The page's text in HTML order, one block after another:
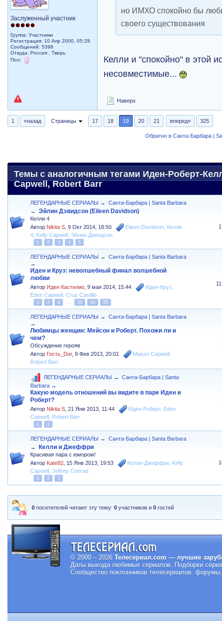
Заслуженный участник
Группа: Участники
Регистрация: 10 Апр 2000, 05:28
Сообщений: 5398
Откуда: Россия , Тверь
Пол:
но ИМХО спокойно бы
своего существования
Келли и "спокойно" в этой
несовместимые...
Наверх
1 «назад Страницы 17 18 19 20 21 вперед» 325
Обратно в Санта-Барбара |
Темы с аналогичным тегами Иден-Роберт-
Capwell, Robert Barr
ЛЕГЕНДАРНЫЕ СЕРИАЛЫ →
Санта-Барбара | Santa Barbara
→
Эйлин Дэвидсон (Eileen Davidson)
Келли 4
Автор Nikita S ,9 Окт 2014, 18:50 Eileen Davidson Келли
4 Kelly Capwell Эйлин Девидсон
1 2 3 4 5
ЛЕГЕНДАРНЫЕ СЕРИАЛЫ →
Санта-Барбара | Santa Barbara
→
Иден и Круз: неволшебный финал волшебной
любви
Автор Иден Кастилио ,9 мая 2014, 15:44 Иден-Круз
Eden Capwell ,Cruz Castillo
1 2 3 ... 53 54 55
ЛЕГЕНДАРНЫЕ СЕРИАЛЫ →
Санта-Барбара | Santa Barbara
→
Любимцы женщин: Мейсон и Роберт. Похожи ли и
чем?
Обсуждение герояв
Автор Гость_Dor,9 Фев 2013, 20:01 Mason Capwell
Robert Barr
ЛЕГЕНДАРНЫЕ СЕРИАЛЫ →
Санта-Барбара | Santa
Barbara →
Какую модель отношений вы видите в паре Иден и
Роберт?
Автор Nikita S ,21 Янв 2013, 11:44 Иден-Роберт, Eden
Capwell Robert Barr
1 2
ЛЕГЕНДАРНЫЕ СЕРИАЛЫ →
Санта-Барбара | Santa Barbara
→
Келли и Джеффри
Красивая пара с юмором!
Автор Kate82 15 Янв 2013, 19:53 Келли-Джеффри Kelly
Capwell ,Jeffrey Conrad
1 2 3
0 посетителей читают эту тему:0 участников и0 гостей
© 2000 – 2026 Телесериал.com — лучшие
Даты выхода любимых сериалов. Подборки
Сообщество поклонников телесериалов: